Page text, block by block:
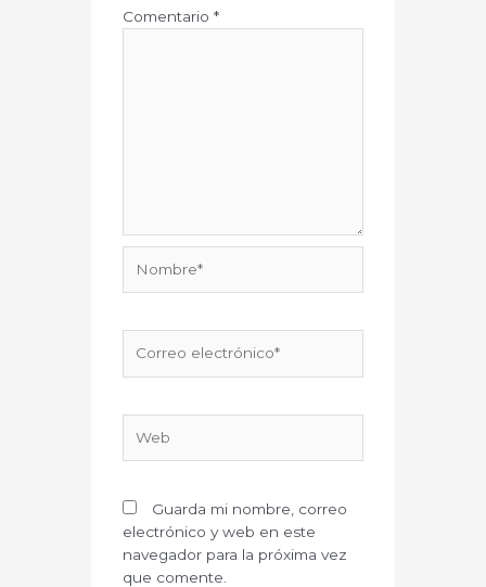
Comentario*
electrónico*
Guarda mi nombre, correo
electrónico y web en este
navegador para la próxima vez
que comente.